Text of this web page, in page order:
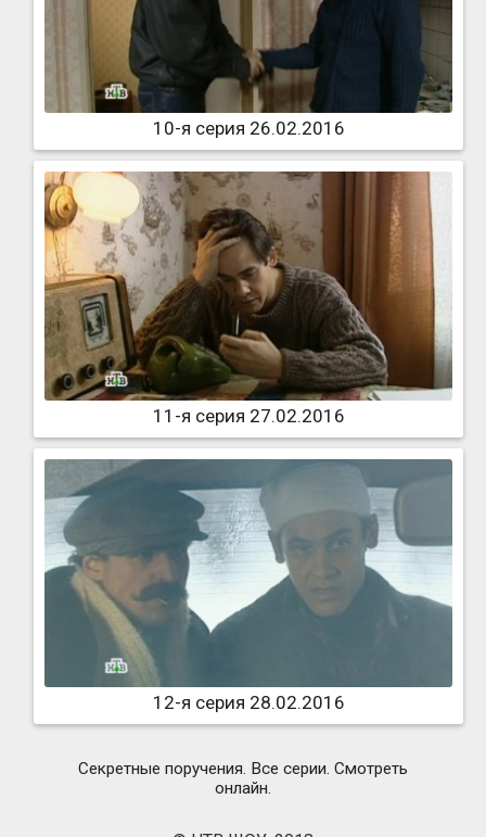
10-я серия 26.02.2016
11-я серия 27.02.2016
12-я серия 28.02.2016
Секретные поручения. Все серии. Смотреть
онлайн.